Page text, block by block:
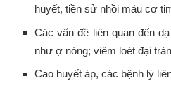
huyết, tiền sử nhồi máu cơ
Các vấn đề liên quan đến
như ợ nóng; viêm loét đại
Cao huyết áp, các bệnh lý